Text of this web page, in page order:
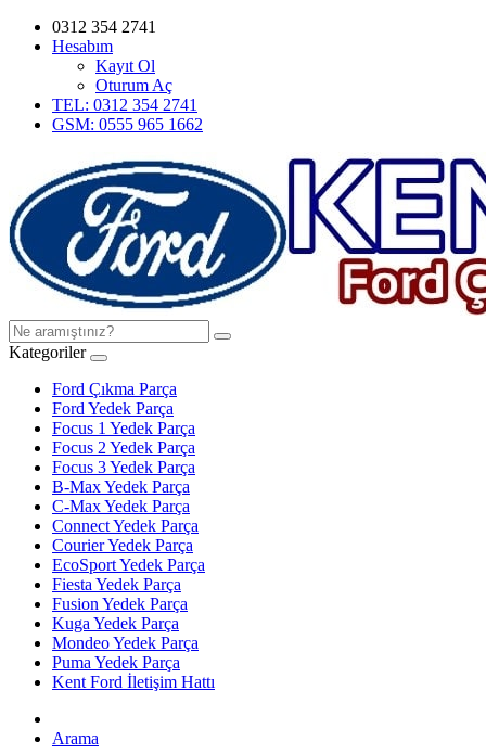
0312 354 2741
Hesabım
Kayıt Ol
Oturum Aç
TEL: 0312 354 2741
GSM: 0555 965 1662
Kategoriler
Ford Çıkma Parça
Ford Yedek Parça
Focus 1 Yedek Parça
Focus 2 Yedek Parça
Focus 3 Yedek Parça
B-Max Yedek Parça
C-Max Yedek Parça
Connect Yedek Parça
Courier Yedek Parça
EcoSport Yedek Parça
Fiesta Yedek Parça
Fusion Yedek Parça
Kuga Yedek Parça
Mondeo Yedek Parça
Puma Yedek Parça
Kent Ford İletişim Hattı
Arama